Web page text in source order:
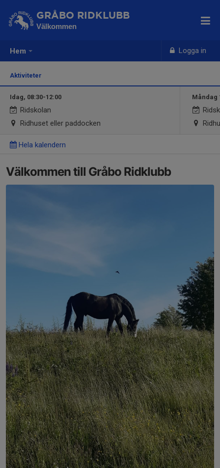
Hem Logga in
GRÅBO RIDKLUBB
Välkommen
Aktiviteter
Idag, 08:30-12:00
Ridskolan
Ridhuset eller paddocken
Måndag
Hela kalendern
Välkommen till Gråbo Ridklubb